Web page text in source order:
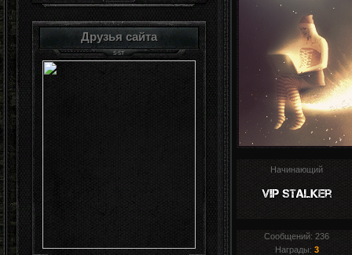
Друзья сайта
Начинающий
Сообщений:236
Награды: 3